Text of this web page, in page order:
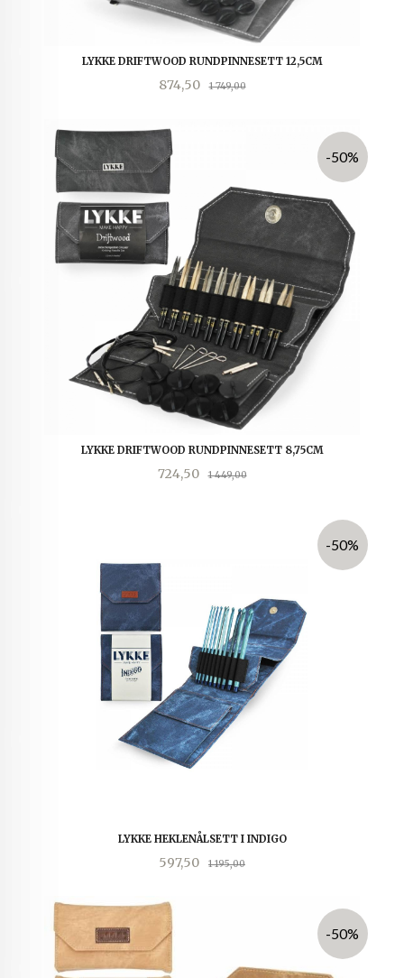
LYKKE DRIFTWOOD RUNDPINNESETT 12,5CM
Tilbud
874,50 1 749,00Rabatt
LYKKE DRIFTWOOD RUNDPINNESETT 8,75CM
Tilbud
724,50 1 449,00Rabatt
-50%
LYKKE HEKLENÅLSETT I INDIGO
Tilbud
597,50 1 195,00Rabatt
-50%
-50%